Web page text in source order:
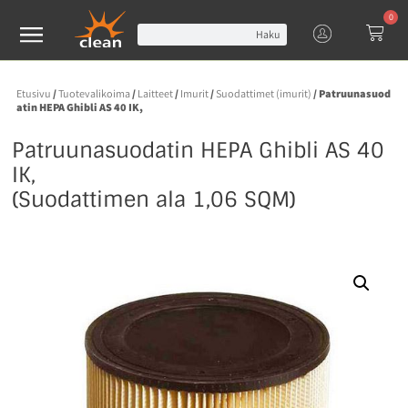
Haku
0
Etusivu /Tuotevalikoima/ Laitteet/ Imurit/ Suodattimet (imurit) / Patruunasuod
atin HEPA Ghibli AS 40 IK,
Patruunasuodatin HEPA Ghibli AS 40
IK,
(Suodattimen ala 1,06 SQM)